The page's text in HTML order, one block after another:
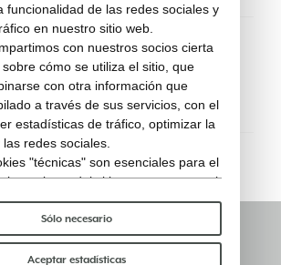
funcionalidad de las redes sociales y
en nuestro sitio web.
con nuestros socios cierta
cómo se utiliza el sitio, que
con otra información que
a través de sus servicios, con el
estadísticas de tráfico, optimizar la
las redes sociales.
"técnicas" son esenciales para el
del sitio y no procesan ni
dato personal con terceros.
puedes consultar nuestra
qué cookies aceptar:
Sólo necesario
Aceptar estadísticas